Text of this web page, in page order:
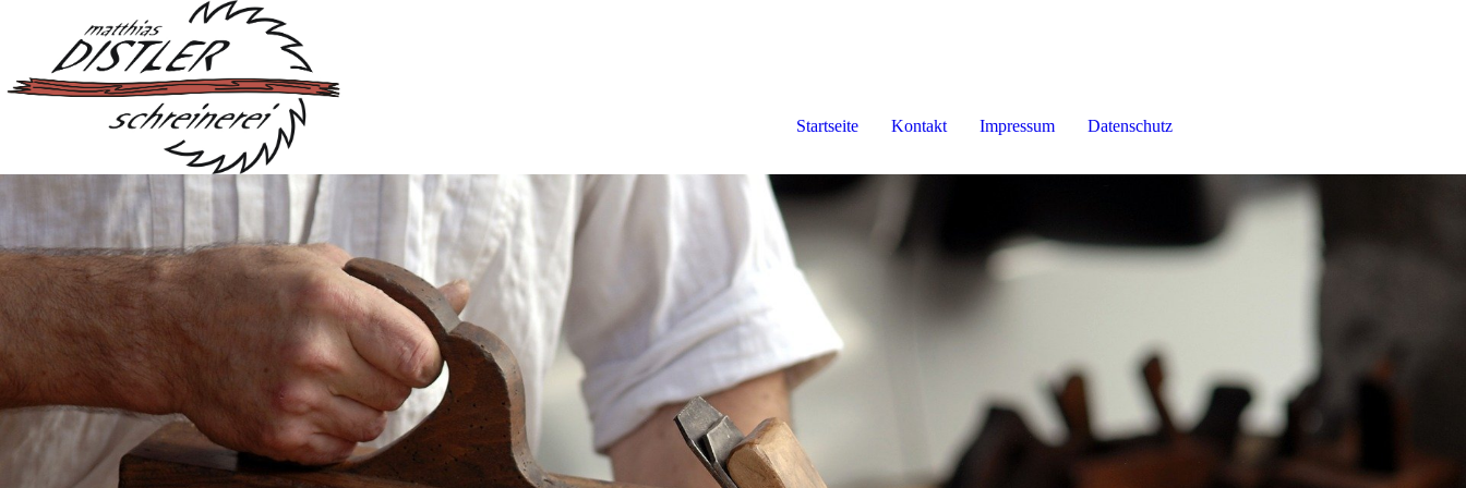
Startseite Kontakt Impressum Datenschutz